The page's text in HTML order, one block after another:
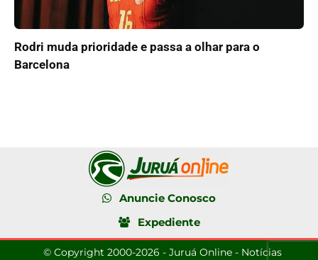
Rodri muda prioridade e passa a olhar para o
Barcelona
Anuncie Conosco
Expediente
© Copyright 2000-2026 - Juruá Online - Notícias